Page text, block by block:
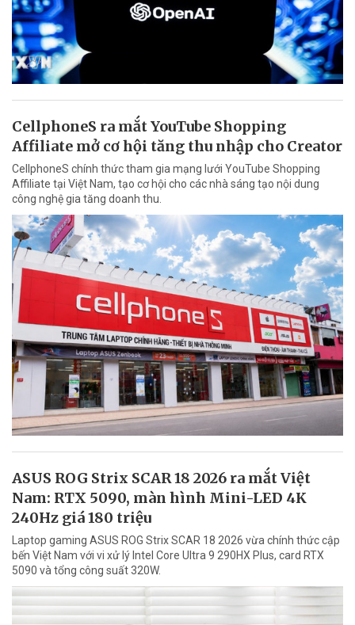
CellphoneS ra mắt YouTube Shopping
Affiliate mở cơ hội tăng thu nhập cho Creator
CellphoneS chính thức tham gia mạng lưới YouTube Shopping
Affiliate tại Việt Nam, tạo cơ hội cho các nhà sáng tạo nội dung
công nghệ gia tăng doanh thu.
ASUS ROG Strix SCAR 18 2026 ra mắt Việt
Nam: RTX 5090, màn hình Mini-LED 4K
240Hz giá 180 triệu
Laptop gaming ASUS ROG Strix SCAR 18 2026 vừa chính thức cập
bến Việt Nam với vi xử lý Intel Core Ultra 9 290HX Plus, card RTX
5090 và tổng công suất 320W.